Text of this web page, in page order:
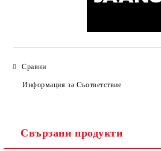
Сравни
Информация за Съответствие
Свързани продукти